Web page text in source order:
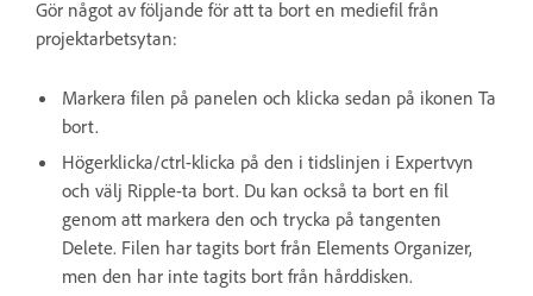
Gör något av följande för att ta bort en mediefil från
projektarbetsytan:
Markera filen på panelen och klicka sedan på ikonen Ta
bort.
Högerklicka/ctrl-klicka på den i tidslinjen i Expertvyn
och välj Ripple-ta bort. Du kan också ta bort en fil
genom att markera den och trycka på tangenten
Delete. Filen har tagits bort från Elements Organizer,
men den har inte tagits bort från hårddisken.